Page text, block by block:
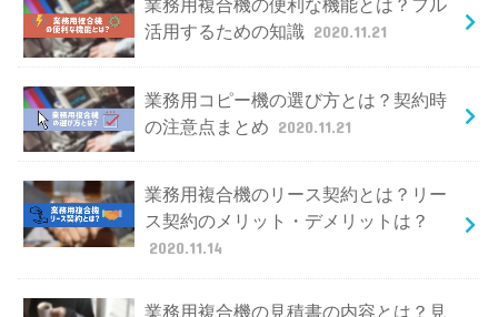
業務用複合機の便利な機能とは？フル
活用するための知識 2020.11.21
業務用コピー機の選び方とは？契約時
の注意点まとめ 2020.11.21
業務用複合機のリース契約とは？リー
ス契約のメリット・デメリットは？
2020.11.14
業務用複合機の見積書の内容とは？見